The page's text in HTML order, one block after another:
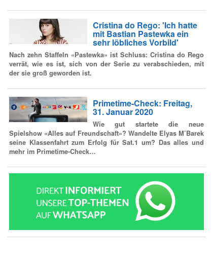
Cristina do Rego: 'Ich hatte
mit Bastian Pastewka ein
sehr löbliches Vorbild'
Nach zehn Staffeln «Pastewka» ist Schluss: Cristina do Rego
verrät, wie es ist, sich von der Serie zu verabschieden, mit
der sie groß geworden ist.
Primetime-Check: Freitag,
31. Januar 2020
Wie gut startete die neue
Spielshow «Alles auf Freundschaft»? Wandelte Elyas M’Barek
seine Klassenfahrt zum Erfolg für Sat.1 um? Das alles und
mehr im Primetime-Check…